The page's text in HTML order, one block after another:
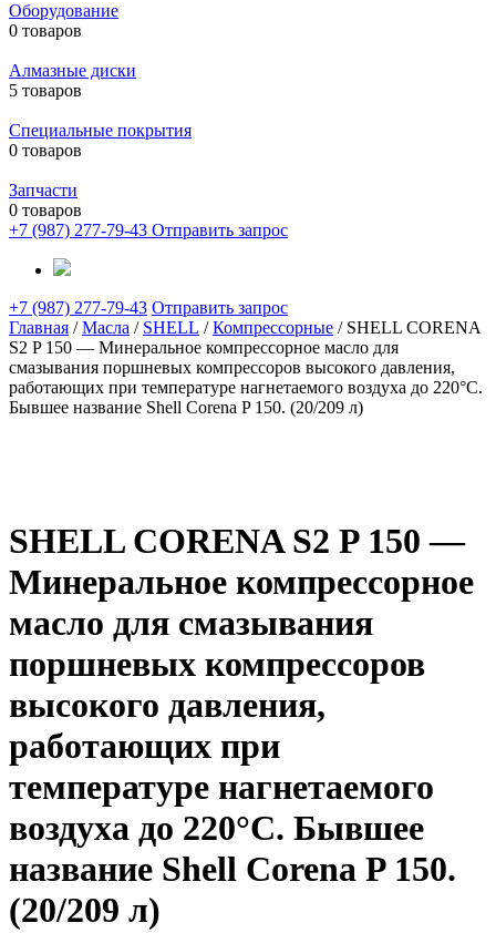
Оборудование
0 товаров
Алмазные диски
5 товаров
Специальные покрытия
0 товаров
Запчасти
0 товаров
+7 (987) 277-79-43 Отправить запрос
+7 (987) 277-79-43 Отправить запрос
Главная /Масла / SHELL /Компрессорные / SHELL CORENA
S2 P 150 — Минеральное компрессорное масло для
смазывания поршневых компрессоров высокого давления,
работающих при температуре нагнетаемого воздуха до 220°C.
Бывшее название Shell Corena P 150. (20/209 л)
SHELL CORENA S2 P 150 —
Минеральное компрессорное
масло для смазывания
поршневых компрессоров
высокого давления,
работающих при
температуре нагнетаемого
воздуха до 220°C. Бывшее
название Shell Corena P 150.
(20/209 л)